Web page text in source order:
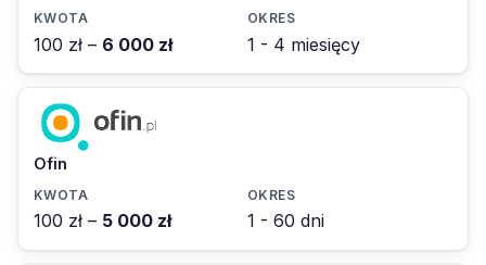
100 zł – 6 000 zł 1 - 4 miesięcy
Ofin
100 zł – 5 000 zł 1 - 60 dni